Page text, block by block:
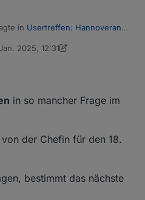
in Usertreffen: Hannoveraner
Option, wenn dich jemand
Schreib' mir einfach eine
du "auf dem Weg".
2025, 12:31
ioBrokerMike
in so mancher Frage im
der Chefin für den 18.
bestimmt das nächste